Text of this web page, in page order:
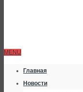
MENU
Главная
Новости